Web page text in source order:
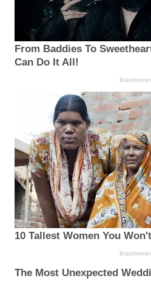
From Baddies To
Can Do It All!
10 Tallest Women You
The Most Unexpected